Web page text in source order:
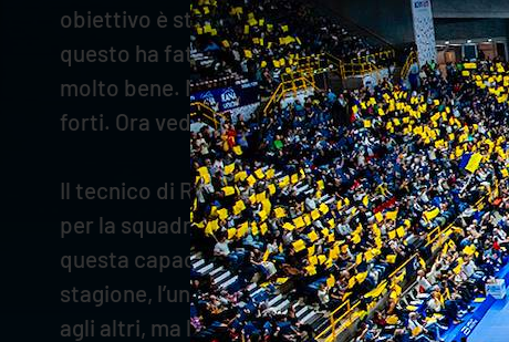
obiettivo è stabilizzarlo in attacco e
questo ha fatto sì che i giocatori sentissero
molto bene. Milano aveva appena vinto a
forti. Ora vediamo quanto dura questo
Il tecnico di Rana Verona ha infine
per la squadra e in quali momenti
questa capacità. Mosca? Certamente
stagione, l’unico con grande esperienza è
agli altri, ma lui come copertura è